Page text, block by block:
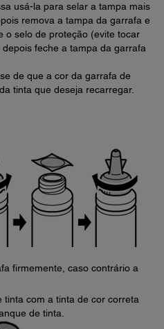
usá-la para selar a tampa mais
remova a tampa da garrafa e
o selo de proteção (evite tocar
feche a tampa da garrafa
de que a cor da garrafa de
tinta que deseja recarregar.
firmemente, caso contrário a
tinta com a tinta de cor correta
de tinta.